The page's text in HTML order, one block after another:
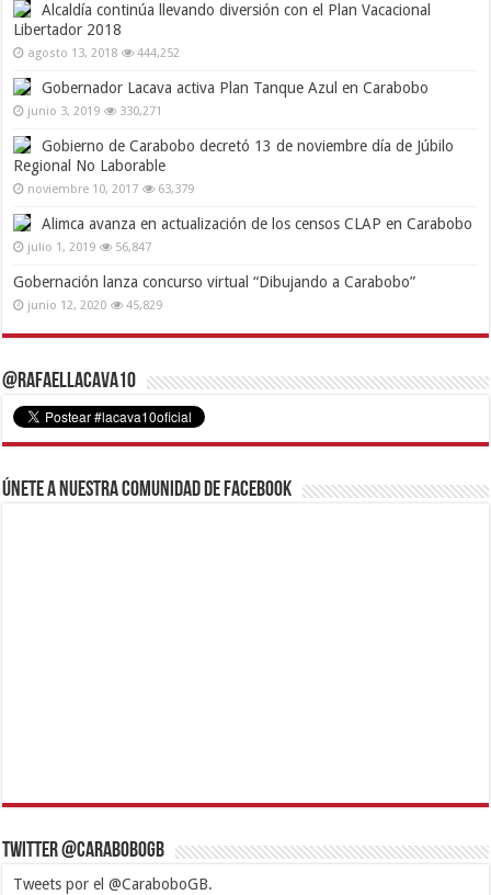
Alcaldía continúa llevando diversión con el Plan Vacacional
Libertador 2018
agosto 13, 2018 444,252
Gobernador Lacava activa Plan Tanque Azul en Carabobo
junio 3, 2019 330,271
Gobierno de Carabobo decretó 13 de noviembre día de Júbilo
Regional No Laborable
noviembre 10, 2017 63,379
Alimca avanza en actualización de los censos CLAP en Carabobo
julio 1, 2019 56,847
Gobernación lanza concurso virtual “Dibujando a Carabobo”
junio 12, 2020 45,829
@RafaelLacava10
Únete a nuestra comunidad de Facebook
Twitter @CaraboboGB
Tweets por el @CaraboboGB.